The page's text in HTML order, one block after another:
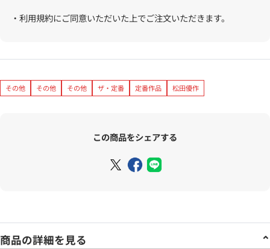
・利用規約にご同意いただいた上でご注文いただきます。
その他 その他 その他 ザ・定番 定番作品 松田優作
この商品をシェアする
商品の詳細を見る